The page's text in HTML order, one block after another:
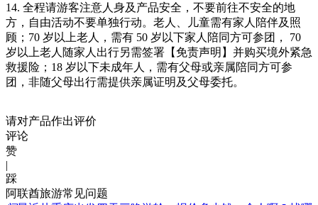
14. 全程请游客注意人身及产品安全，不要前往不安全的地
方，自由活动不要单独行动。老人、儿童需有家人陪伴及照
顾；70 岁以上老人，需有 50 岁以下家人陪同方可参团， 70
岁以上老人随家人出行另需签署【免责声明】并购买境外紧急
救援险；18 岁以下未成年人，需有父母或亲属陪同方可参
团，非随父母出行需提供亲属证明及父母委托。
请对产品作出评价
评论
赞
|
踩
阿联酋旅游常见问题